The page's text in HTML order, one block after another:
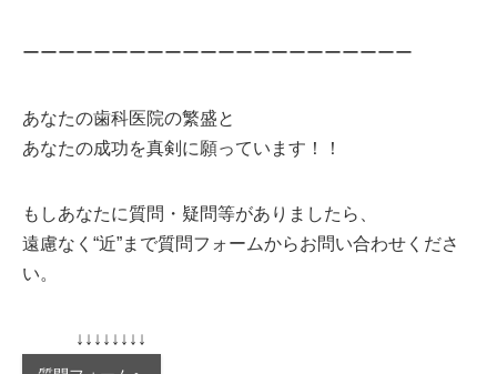
ーーーーーーーーーーーーーーーーーーーーーー
あなたの歯科医院の繁盛と
あなたの成功を真剣に願っています！！
もしあなたに質問・疑問等がありましたら、
遠慮なく“近”まで質問フォームからお問い合わせくださ
い。
↓↓↓↓↓↓↓↓